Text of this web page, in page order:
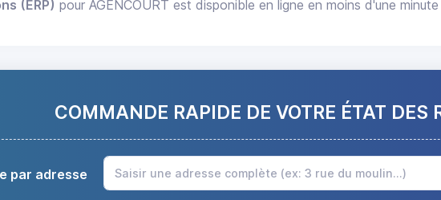
(ERP) pour AGENCOURT est disponible en ligne en moins d'une
COMMANDE RAPIDE DE VOTRE ÉTAT DES
par adresse